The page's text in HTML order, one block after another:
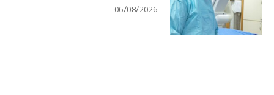
06/08/2026